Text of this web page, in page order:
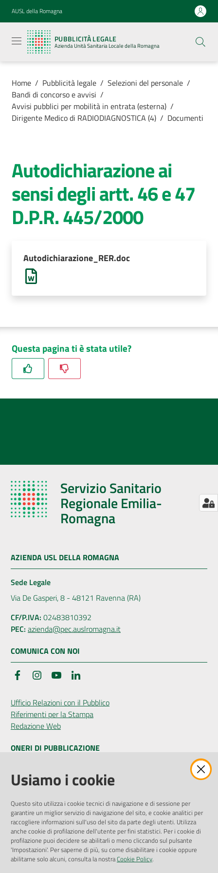
Vai al contenuto
Vai alla navigazione
Vai al footer
AUSL della Romagna
PUBBLICITÀ LEGALE
Azienda Unità Sanitaria Locale della Romagna
legale
Azienda
Unità
Locale della
Servizi
cura
Home / Pubblicità legale / Selezioni del personale /
Bandi di concorso e avvisi /
Avvisi pubblici per mobilità in entrata (esterna) /
Dirigente Medico di RADIODIAGNOSTICA (4) / Documenti
Autodichiarazione ai
sensi degli artt. 46 e 47
D.P.R. 445/2000
Autodichiarazione_RER.doc
Questa pagina ti è stata utile?
Servizio Sanitario
Regionale Emilia-
Romagna
AZIENDA USL DELLA ROMAGNA
Sede Legale
Via De Gasperi, 8 - 48121 Ravenna (RA)
CF/P.IVA: 02483810392
PEC: azienda@pec.auslromagna.it
COMUNICA CON NOI
FacebookInstagramYouTube
Ufficio Relazioni con il Pubblico
Riferimenti per la Stampa
Redazione Web
ONERI DI PUBBLICAZIONE
Amministrazione Trasparente
Pubblicità legale
Privacy Policy
Attuazione Misure PNRR
Liste di Attesa
ENTI, IMPRESE E PARTNER
Usiamo i cookie
Questo sito utilizza i cookie tecnici di navigazione e di sessione per
garantire un miglior servizio di navigazione del sito, e cookie analitici per
raccogliere informazioni sull'uso del sito da parte degli utenti. Utilizza
anche cookie di profilazione dell'utente per fini statistici. Per i cookie di
profilazione puoi decidere se abilitarli o meno cliccando sul pulsante
'Impostazioni'. Per saperne di più, su come disabilitare i cookie oppure
abilitarne solo alcuni, consulta la nostraCookie Policy.